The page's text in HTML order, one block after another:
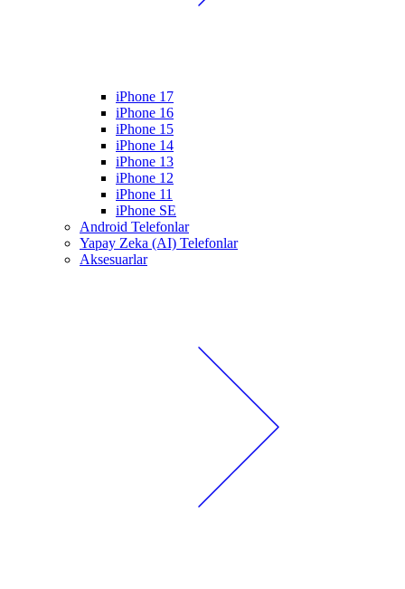
iPhone 17
iPhone 16
iPhone 15
iPhone 14
iPhone 13
iPhone 12
iPhone 11
iPhone SE
Android Telefonlar
Yapay Zeka (AI) Telefonlar
Aksesuarlar